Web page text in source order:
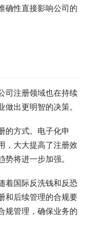
确性直接影响公司的
司注册领域也在持续
出更明智的决策。
的方式。电子化申
，大大提高了注册效
将进一步加强。
着国际反洗钱和反恐
和后续管理的合规要
规管理，确保业务的